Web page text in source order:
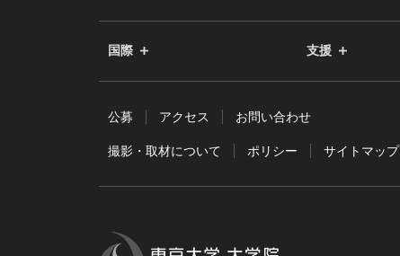
国際 支援
公募 アクセス お問い合わせ
撮影・取材について ポリシー サイトマップ